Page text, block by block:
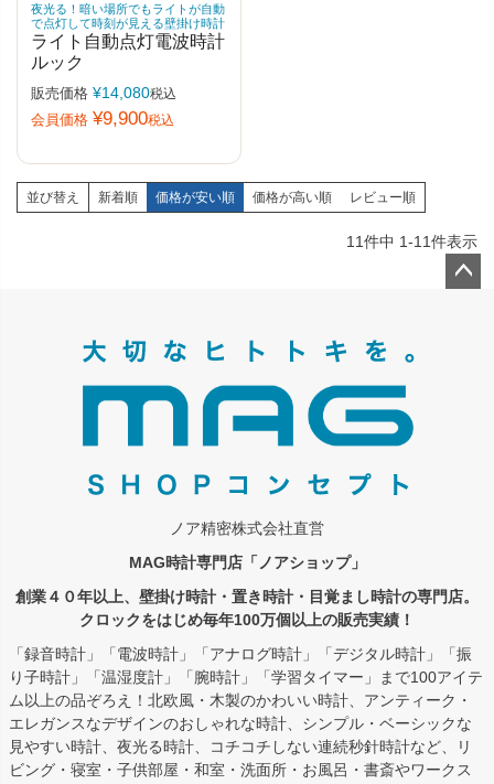
夜光る！暗い場所でもライトが自動
で点灯して時刻が見える壁掛け時計
ライト自動点灯電波時計
ルック
販売価格 ¥14,080税込
会員価格 ¥9,900税込
並び替え 新着順 価格が安い順 価格が高い順 レビュー順
11件中 1-11件表示
ノア精密株式会社直営
MAG時計専門店「ノアショップ」
創業４０年以上、壁掛け時計・置き時計・目覚まし時計の専門店。
クロックをはじめ毎年100万個以上の販売実績！
「録音時計」「電波時計」「アナログ時計」「デジタル時計」「振
り子時計」「温湿度計」「腕時計」「学習タイマー」まで100アイテ
ム以上の品ぞろえ！北欧風・木製のかわいい時計、アンティーク・
エレガンスなデザインのおしゃれな時計、シンプル・ベーシックな
見やすい時計、夜光る時計、コチコチしない連続秒針時計など、リ
ビング・寝室・子供部屋・和室・洗面所・お風呂・書斎やワークス